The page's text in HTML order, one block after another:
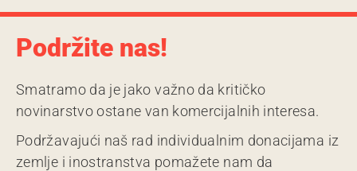
Podržite nas!
Smatramo da je jako važno da kritičko
novinarstvo ostane van komercijalnih interesa.
Podržavajući naš rad individualnim donacijama iz
zemlje i inostranstva pomažete nam da